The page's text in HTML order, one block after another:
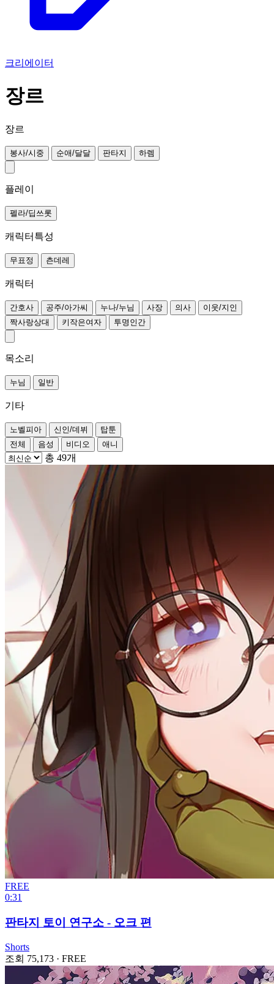
크리에이터
장르
장르
봉사/시중 순애/달달 판타지 하렘
플레이
펠라/딥쓰롯
캐릭터특성
무표정 츤데레
캐릭터
간호사 공주/아가씨 누나/누님 사장 의사
이웃/지인
짝사랑상대
키작은여자 투명인간
목소리
누님 일반
기타
노벨피아 신인/데뷔
탑툰
전체
음성 비디오 애니
총 49개
FREE
0:31
판타지 토이 연구소 - 오크 편
Shorts
조회 75,173 · FREE